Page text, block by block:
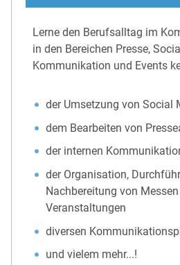
Lerne den Berufsalltag im
in den Bereichen Presse,
Kommunikation und Events
der Umsetzung von Social
dem Bearbeiten von
der internen
der Organisation,
Nachbereitung von
Veranstaltungen
diversen
und vielem mehr...!